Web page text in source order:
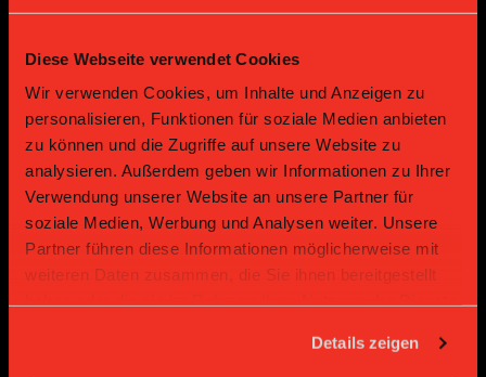
Diese Webseite verwendet Cookies
Wir verwenden Cookies, um Inhalte und Anzeigen zu
personalisieren, Funktionen für soziale Medien anbieten
zu können und die Zugriffe auf unsere Website zu
analysieren. Außerdem geben wir Informationen zu Ihrer
Verwendung unserer Website an unsere Partner für
soziale Medien, Werbung und Analysen weiter. Unsere
Partner führen diese Informationen möglicherweise mit
weiteren Daten zusammen, die Sie ihnen bereitgestellt
Details zeigen
Supplier Supplier